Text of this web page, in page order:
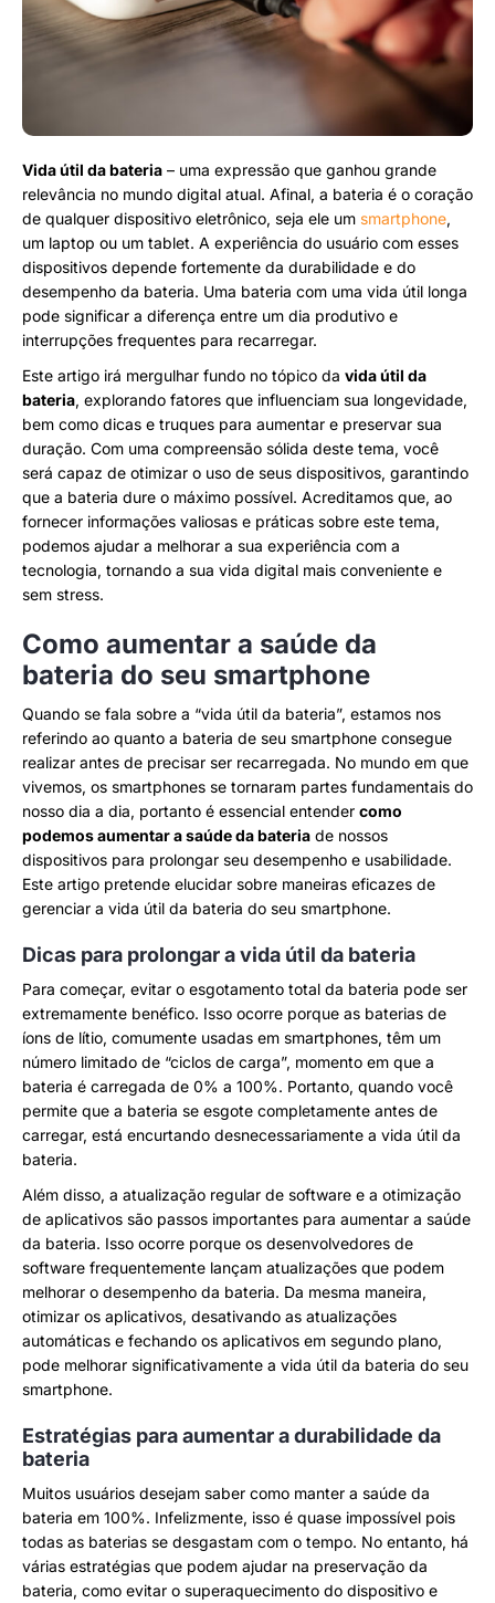
Vida útil da bateria – uma expressão que ganhou grande
relevância no mundo digital atual. Afinal, a bateria é o coração
de qualquer dispositivo eletrônico, seja ele um smartphone,
um laptop ou um tablet. A experiência do usuário com esses
dispositivos depende fortemente da durabilidade e do
desempenho da bateria. Uma bateria com uma vida útil longa
pode significar a diferença entre um dia produtivo e
interrupções frequentes para recarregar.
Este artigo irá mergulhar fundo no tópico da vida útil da
bateria, explorando fatores que influenciam sua longevidade,
bem como dicas e truques para aumentar e preservar sua
duração. Com uma compreensão sólida deste tema, você
será capaz de otimizar o uso de seus dispositivos, garantindo
que a bateria dure o máximo possível. Acreditamos que, ao
fornecer informações valiosas e práticas sobre este tema,
podemos ajudar a melhorar a sua experiência com a
tecnologia, tornando a sua vida digital mais conveniente e
sem stress.
Como aumentar a saúde da
bateria do seu smartphone
Quando se fala sobre a “vida útil da bateria”, estamos nos
referindo ao quanto a bateria de seu smartphone consegue
realizar antes de precisar ser recarregada. No mundo em que
vivemos, os smartphones se tornaram partes fundamentais do
nosso dia a dia, portanto é essencial entender como
podemos aumentar a saúde da bateria de nossos
dispositivos para prolongar seu desempenho e usabilidade.
Este artigo pretende elucidar sobre maneiras eficazes de
gerenciar a vida útil da bateria do seu smartphone.
Dicas para prolongar a vida útil da bateria
Para começar, evitar o esgotamento total da bateria pode ser
extremamente benéfico. Isso ocorre porque as baterias de
íons de lítio, comumente usadas em smartphones, têm um
número limitado de “ciclos de carga”, momento em que a
bateria é carregada de 0% a 100%. Portanto, quando você
permite que a bateria se esgote completamente antes de
carregar, está encurtando desnecessariamente a vida útil da
bateria.
Além disso, a atualização regular de software e a otimização
de aplicativos são passos importantes para aumentar a saúde
da bateria. Isso ocorre porque os desenvolvedores de
software frequentemente lançam atualizações que podem
melhorar o desempenho da bateria. Da mesma maneira,
otimizar os aplicativos, desativando as atualizações
automáticas e fechando os aplicativos em segundo plano,
pode melhorar significativamente a vida útil da bateria do seu
smartphone.
Estratégias para aumentar a durabilidade da
bateria
Muitos usuários desejam saber como manter a saúde da
bateria em 100%. Infelizmente, isso é quase impossível pois
todas as baterias se desgastam com o tempo. No entanto, há
várias estratégias que podem ajudar na preservação da
bateria, como evitar o superaquecimento do dispositivo e